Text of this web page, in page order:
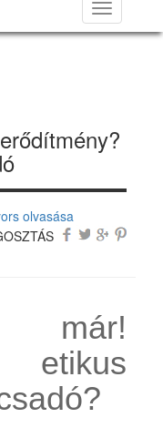
Toggle
navigation
olvasása
etikus